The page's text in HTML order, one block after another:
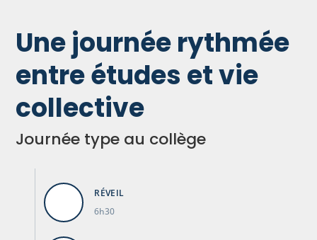
Une journée rythmée
entre études et vie
collective
Journée type au collège
RÉVEIL
6h30